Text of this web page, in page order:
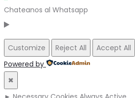
Chateanos al Whatsapp
Customize Reject All
Accept All
Powered by
✖